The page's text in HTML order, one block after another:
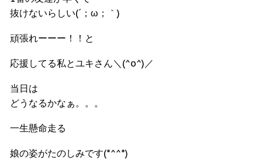
抜けないらしい(´；ω；｀)
頑張れーーー！！と
応援してる私とユキさん＼(^o^)／
当日は
どうなるかなぁ。。。
一生懸命走る
娘の姿がたのしみです(*^^*)